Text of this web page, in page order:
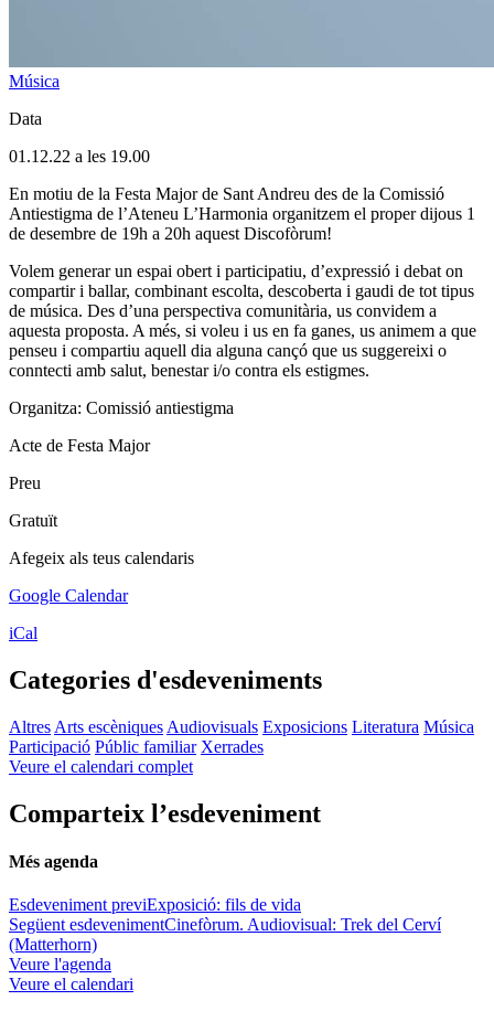
Música
Data
01.12.22 a les 19.00
En motiu de la Festa Major de Sant Andreu des de la Comissió
Antiestigma de l’Ateneu L’Harmonia organitzem el proper dijous 1
de desembre de 19h a 20h aquest Discofòrum!
Volem generar un espai obert i participatiu, d’expressió i debat on
compartir i ballar, combinant escolta, descoberta i gaudi de tot tipus
de música. Des d’una perspectiva comunitària, us convidem a
aquesta proposta. A més, si voleu i us en fa ganes, us animem a que
penseu i compartiu aquell dia alguna cançó que us suggereixi o
conntecti amb salut, benestar i/o contra els estigmes.
Organitza: Comissió antiestigma
Acte de Festa Major
Preu
Gratuït
Afegeix als teus calendaris
Google Calendar
iCal
Categories d'esdeveniments
Altres Arts escèniques Audiovisuals Exposicions Literatura Música
Participació Públic familiar Xerrades
Veure el calendari complet
Comparteix l’esdeveniment
Més agenda
Esdeveniment previExposició: fils de vida
Següent esdevenimentCinefòrum. Audiovisual: Trek del Cerví
(Matterhorn)
Veure l'agenda
Veure el calendari